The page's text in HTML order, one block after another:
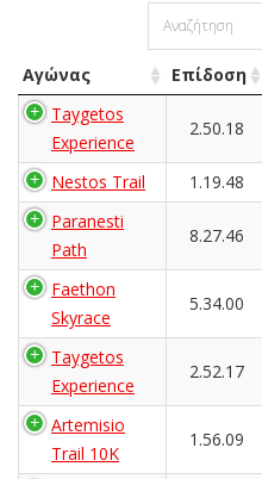
Αγώνας Επίδοση
Taygetos
Experience
2.50.18
Nestos Trail 1.19.48
Paranesti
Path
8.27.46
Faethon
Skyrace
5.34.00
Taygetos
Experience
2.52.17
Artemisio
Trail 10K
1.56.09